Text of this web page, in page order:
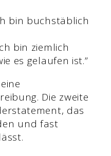
bin buchstäblich
bin ziemlich
es gelaufen ist.”
Die zweite
das
und fast